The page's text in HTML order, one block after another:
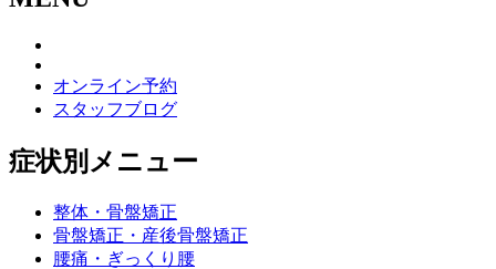
オンライン予約
スタッフブログ
症状別メニュー
整体・骨盤矯正
骨盤矯正・産後骨盤矯正
腰痛・ぎっくり腰